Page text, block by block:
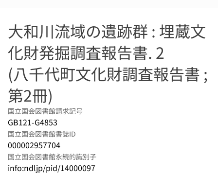
大和川流域の遺跡群 : 埋蔵文
化財発掘調査報告書. 2
(八千代町文化財調査報告書 ;
第2冊)
国立国会図書館請求記号
GB121-G4853
国立国会図書館書誌ID
000002957704
国立国会図書館永続的識別子
info:ndljp/pid/14000097